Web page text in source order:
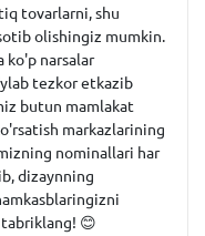
tovarlarni, shu
olishingiz mumkin.
ko'p narsalar
tezkor etkazib
butun mamlakat
markazlarining
nominallari har
dizaynning
😊